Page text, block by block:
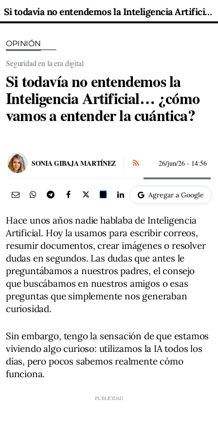
Si todavía no entendemos la Inteligencia Artificial… ¿cómo vamos a entender la cuántica?
OPINIÓN
Seguridad en la era digital
Si todavía no entendemos la
Inteligencia Artificial… ¿cómo
vamos a entender la cuántica?
SONIA GIBAJA MARTÍNEZ 26/jun/26 - 14:56
Agregar a Google
Hace unos años nadie hablaba de Inteligencia
Artificial. Hoy la usamos para escribir correos,
resumir documentos, crear imágenes o resolver
dudas en segundos. Las dudas que antes le
preguntábamos a nuestros padres, el consejo
que buscábamos en nuestros amigos o esas
preguntas que simplemente nos generaban
curiosidad.
Sin embargo, tengo la sensación de que estamos
viviendo algo curioso: utilizamos la IA todos los
días, pero pocos sabemos realmente cómo
funciona.